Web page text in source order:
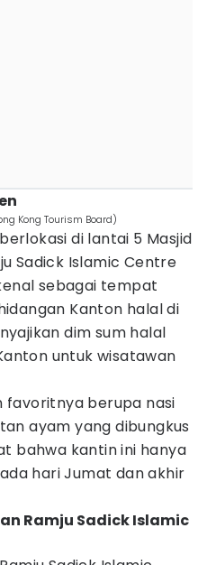
Kong Tourism Board)
di lantai 5 Masjid
Sadick Islamic Centre
sebagai tempat
Kanton halal di
dim sum halal
untuk wisatawan
favoritnya berupa nasi
ayam yang dibungkus
bahwa kantin ini hanya
hari Jumat dan akhir
Ramju Sadick Islamic